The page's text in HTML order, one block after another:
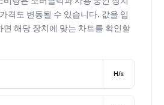
격도 변동될 수 있습니다. 값을 입
면 해당 장치에 맞는 차트를 확인할
H/s